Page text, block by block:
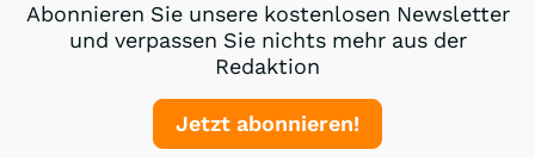
Abonnieren Sie unsere kostenlosen Newsletter
und verpassen Sie nichts mehr aus der
Redaktion
Jetzt abonnieren!